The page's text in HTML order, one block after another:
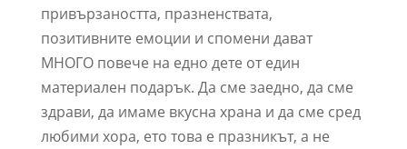
привързаността, празненствата,
позитивните емоции и спомени дават
МНОГО повече на едно дете от един
материален подарък. Да сме заедно, да сме
здрави, да имаме вкусна храна и да сме сред
любими хора, ето това е празникът, а не